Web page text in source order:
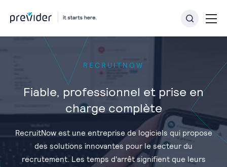
RECRUITNOW
Fiable, professionnel et prise en
charge complète
RecruitNow est une entreprise de logiciels qui propose
des solutions innovantes pour le secteur du
recrutement. Les temps d'arrêt signifient que leurs